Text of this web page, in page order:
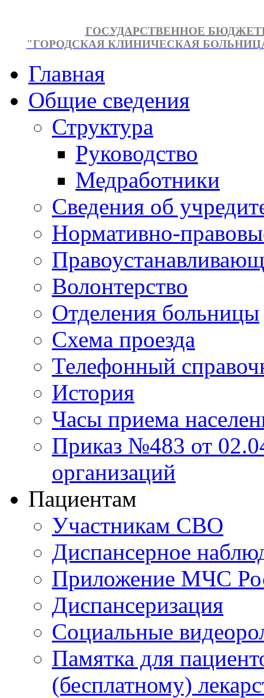
ГОСУДАРСТВЕННОЕ
"ГОРОДСКАЯ КЛИНИЧЕСКАЯ
Главная
Общие сведения
Структура
Руководство
Медработники
Сведения об
Нормативно-
Волонтерство
Отделения больницы
Схема проезда
Телефонный
История
Часы приема
Приказ №483 от
организаций
Пациентам
Участникам СВО
Диспансерное
Приложение МЧС
Диспансеризация
Социальные
Памятка для
(бесплатному)